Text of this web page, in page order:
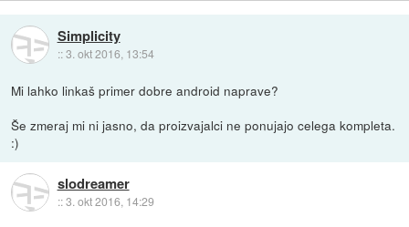
Simplicity
::3. okt 2016, 13:54
Mi lahko linkaš primer dobre android naprave?
Še zmeraj mi ni jasno, da proizvajalci ne ponujajo celega kompleta.
:)
slodreamer
::3. okt 2016, 14:29